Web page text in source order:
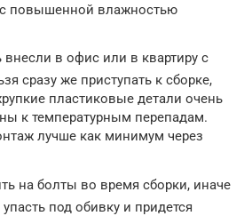
повышенной влажностью
внесли в офис или в квартиру с
сразу же приступать к сборке,
пластиковые детали очень
к температурным перепадам.
лучше как минимум через
на болты во время сборки, иначе
под обивку и придется